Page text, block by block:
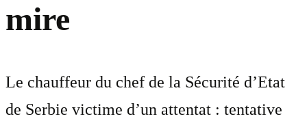
mire
Le chauffeur du chef de la Sécurité d’Etat
de Serbie victime d’un attentat : tentative